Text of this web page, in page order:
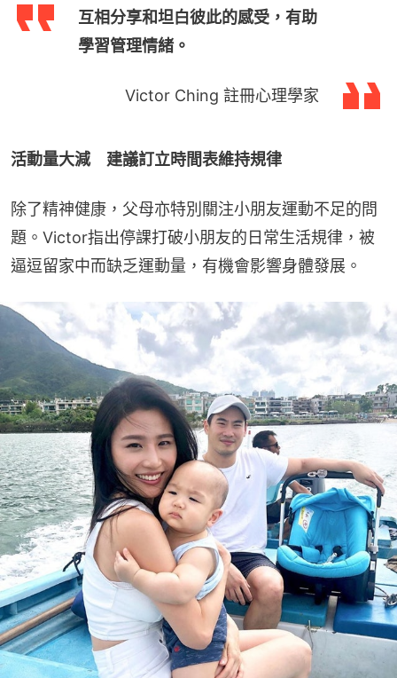
互相分享和坦白彼此的感受，有助
學習管理情緒。
Victor Ching 註冊心理學家
活動量大減　建議訂立時間表維持規律
除了精神健康，父母亦特別關注小朋友運動不足的問
題。Victor指出停課打破小朋友的日常生活規律，被
逼逗留家中而缺乏運動量，有機會影響身體發展。